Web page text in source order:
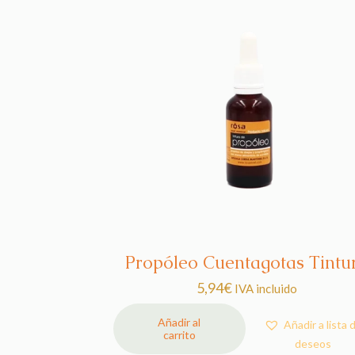
Propóleo Cuentagotas
5,94€ IVA incluido
Añadir al
carrito
Añadir a lista
deseos